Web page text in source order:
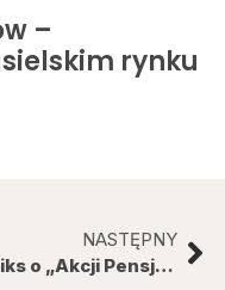
–
rynku
NASTĘPNY
Komiks o „Akcji Pensjonat” dostępny w wersji papierowej w MRJ